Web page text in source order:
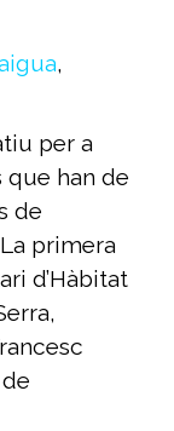
,
per a
han de
de
primera
d’Hàbitat